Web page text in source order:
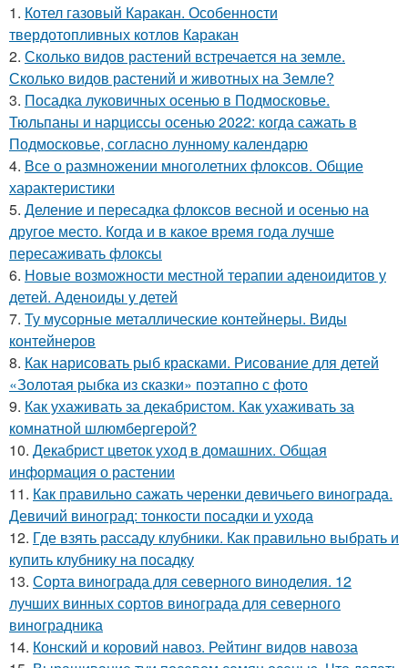
1. Котел газовый Каракан. Особенности
твердотопливных котлов Каракан
2. Сколько видов растений встречается на земле.
Сколько видов растений и животных на Земле?
3. Посадка луковичных осенью в Подмосковье.
Тюльпаны и нарциссы осенью 2022: когда сажать в
Подмосковье, согласно лунному календарю
4. Все о размножении многолетних флоксов. Общие
характеристики
5. Деление и пересадка флоксов весной и осенью на
другое место. Когда и в какое время года лучше
пересаживать флоксы
6. Новые возможности местной терапии аденоидитов у
детей. Аденоиды у детей
7. Ту мусорные металлические контейнеры. Виды
контейнеров
8. Как нарисовать рыб красками. Рисование для детей
«Золотая рыбка из сказки» поэтапно с фото
9. Как ухаживать за декабристом. Как ухаживать за
комнатной шлюмбергерой?
10. Декабрист цветок уход в домашних. Общая
информация о растении
11. Как правильно сажать черенки девичьего винограда.
Девичий виноград: тонкости посадки и ухода
12. Где взять рассаду клубники. Как правильно выбрать и
купить клубнику на посадку
13. Сорта винограда для северного виноделия. 12
лучших винных сортов винограда для северного
виноградника
14. Конский и коровий навоз. Рейтинг видов навоза